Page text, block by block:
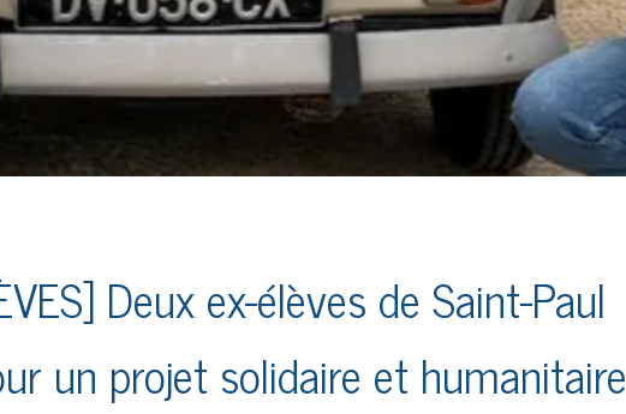
Deux ex-élèves de Saint-Paul
un projet solidaire et humanitaire